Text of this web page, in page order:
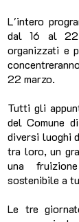
L'intero
dal 16 al 22
organizzati e
22 marzo.
Tutti gli
del Comune
diversi luoghi
tra loro, un
una
sostenibile a
Le tre